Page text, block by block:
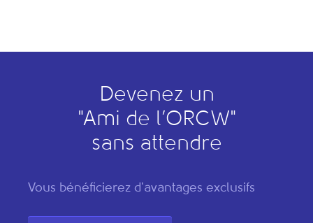
Devenez un
"Ami de l’ORCW"
sans attendre
Vous bénéficierez d'avantages exclusifs